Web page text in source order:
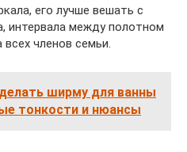
его лучше вешать с
интервала между полотном
членов семьи.
ширму для ванны
тонкости и нюансы